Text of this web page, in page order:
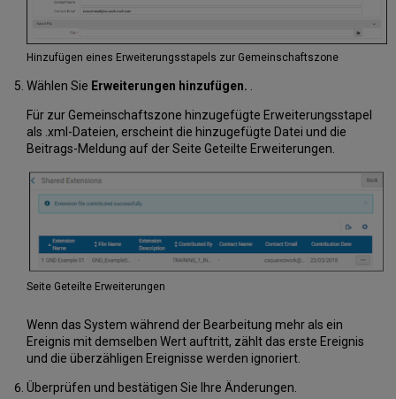
Hinzufügen eines Erweiterungsstapels zur Gemeinschaftszone
Wählen Sie Erweiterungen hinzufügen.
Für zur Gemeinschaftszone hinzugefügte Erweiterungsstapel
als .xml-Dateien, erscheint die hinzugefügte Datei und die
Beitrags-Meldung auf der Seite Geteilte Erweiterungen.
Seite Geteilte Erweiterungen
Wenn das System während der Bearbeitung mehr als ein
Ereignis mit demselben Wert auftritt, zählt das erste Ereignis
und die überzähligen Ereignisse werden ignoriert.
Überprüfen und bestätigen Sie Ihre Änderungen.